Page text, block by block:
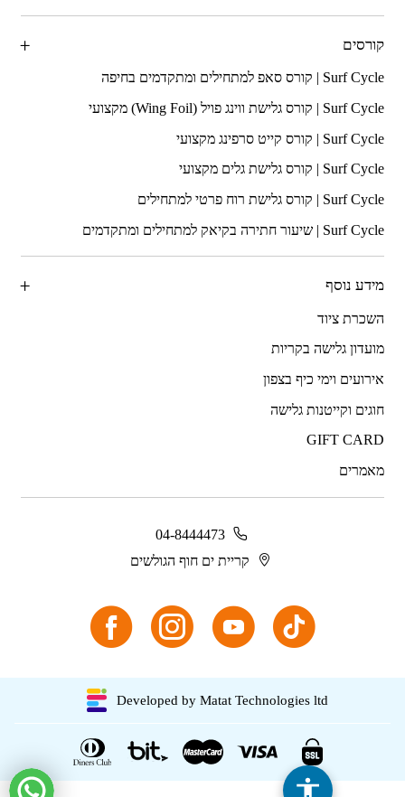
קורסים
מידע נוסף
השכרת ציוד
מועדון גלישה בקריות
אירועים וימי כיף בצפון
חוגים וקייטנות גלישה
GIFT CARD
מאמרים
04-8444473
קריית ים חוף הגולשים
Developed by Matat Technologies ltd